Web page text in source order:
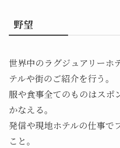
野望
世界中のラグジュアリーホ
テルや街のご紹介を行う。
服や食事全てのものはスポ
かなえる。
発信や現地ホテルの仕事で
こと。